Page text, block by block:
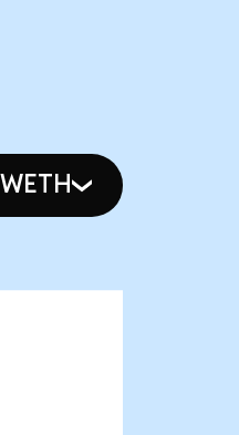
WETH